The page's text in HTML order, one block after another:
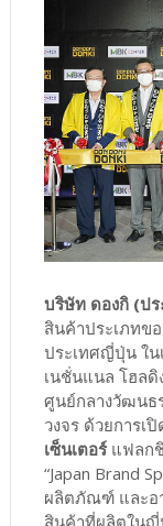
บริษัท ดองกิ (ป
สินค้าประเภทข
ประเทศญี่ปุ่น ใ
เนชั่นแนล โฮลดิ
ศูนย์กลางวัฒนธ
วงจร ด้วยการเ
เซ็นเตอร์ แฟลก
“Japan Brand
ผลิตภัณฑ์ และอ